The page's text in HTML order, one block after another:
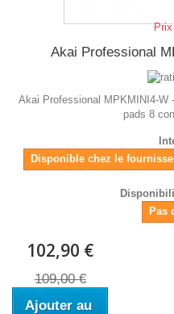
Prix
Akai Professional
Akai Professional MPKMINI4-W
pads 8
Disponible chez le
Pas
102,90 €
109,00 €
Ajouter au